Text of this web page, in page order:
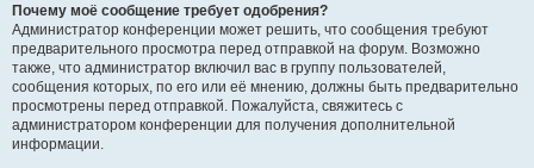
Почему моё сообщение требует одобрения?
Администратор конференции может решить, что сообщения требуют
предварительного просмотра перед отправкой на форум. Возможно
также, что администратор включил вас в группу пользователей,
сообщения которых, по его или её мнению, должны быть предварительно
просмотрены перед отправкой. Пожалуйста, свяжитесь с
администратором конференции для получения дополнительной
информации.